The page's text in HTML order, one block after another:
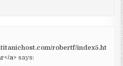
robertf/index5.ht
a> says: